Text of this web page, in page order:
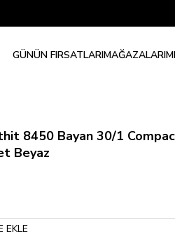
GÜNÜN FIRSATLARI
8450 Bayan 30/1
Beyaz
EKLE